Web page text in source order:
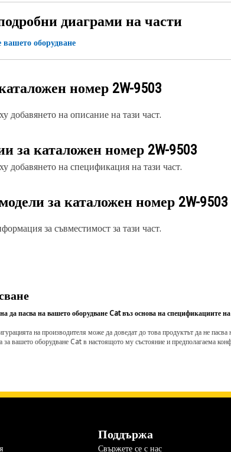
диаграми на части
вашето оборудване
номер 2W-9503
добавянето на описание на тази част.
за каталожен номер 2W-9503
добавянето на спецификация на тази част.
за каталожен номер 2W-9503
за съвместимост за тази част.
да пасва на вашето оборудване Cat въз основа на спецификациите
на производителя може да доведат до това продуктът да не
за вашето оборудване Cat в настоящото му състояние и предполагаема
Поддържа
Свържете се с нас